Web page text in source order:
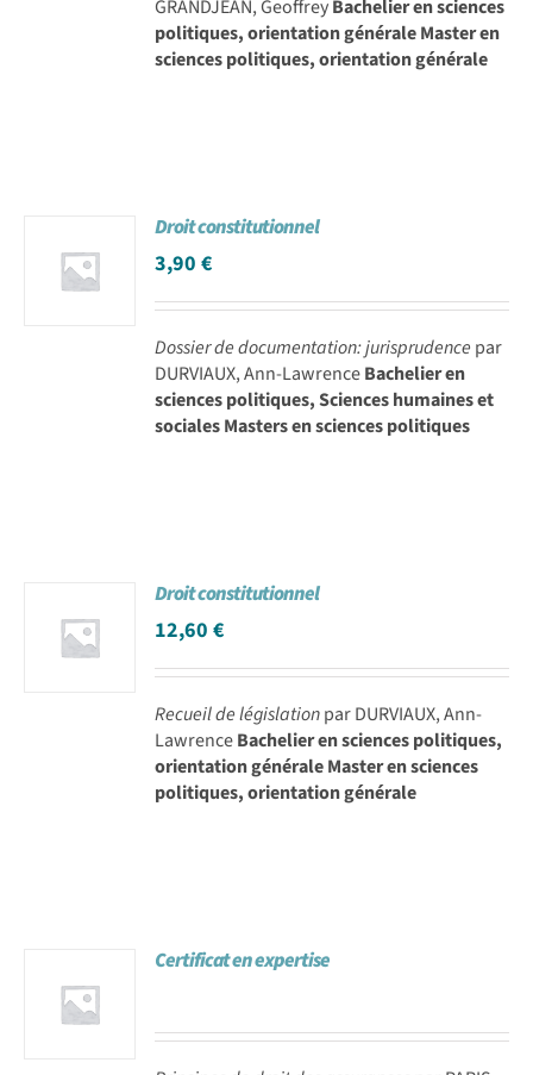
GRANDJEAN, GeoffreyBachelier en sciences
politiques, orientation générale Master en
sciences politiques, orientation générale
Droit constitutionnel
3,90€
Dossier de documentation: jurisprudence par
DURVIAUX, Ann-LawrenceBachelier en
sciences politiques, Sciences humaines et
sociales Masters en sciences politiques
Droit constitutionnel
12,60€
Recueil de législationpar DURVIAUX, Ann-
LawrenceBachelier en sciences politiques,
orientation générale Master en sciences
politiques, orientation générale
Certificat en expertise